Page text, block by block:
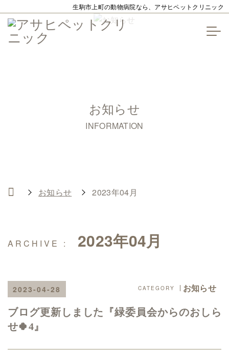
生駒市上町の動物病院なら、アサヒペットクリニック
お知らせ
INFORMATION
お知らせ 2023年04月
2023年04月
お知らせ
2023-04-28
ブログ更新しました『緑委員会からのおしら
せ🍀4』